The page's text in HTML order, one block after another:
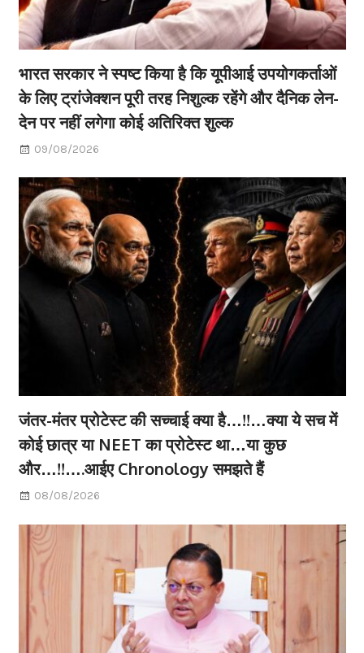
भारत सरकार ने स्पष्ट किया है कि यूपीआई उपयोगकर्ताओं
के लिए ट्रांजेक्शन पूरी तरह निशुल्क रहेंगे और दैनिक लेन-
देन पर नहीं लगेगा कोई अतिरिक्त शुल्क
09/08/2026
जंतर-मंतर प्रोटेस्ट की सच्चाई क्या है…!!…क्या ये सच में
कोई छात्र या NEET का प्रोटेस्ट था…या कुछ
और…!!….आईए Chronology समझते हैं
08/08/2026